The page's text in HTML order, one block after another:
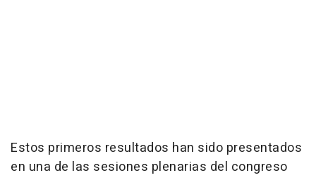
Estos primeros resultados han sido presentados
en una de las sesiones plenarias del congreso